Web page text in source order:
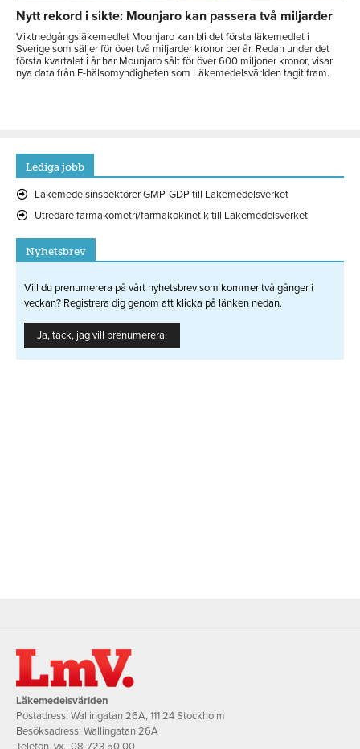
Nytt rekord i sikte: Mounjaro kan passera två miljarder
Viktnedgångsläkemedlet Mounjaro kan bli det första läkemedlet i
Sverige som säljer för över två miljarder kronor per år. Redan under det
första kvartalet i år har Mounjaro sålt för över 600 miljoner kronor, visar
nya data från E-hälsomyndigheten som Läkemedelsvärlden tagit fram.
Lediga jobb
Läkemedelsinspektörer GMP-GDP till Läkemedelsverket
Utredare farmakometri/farmakokinetik till Läkemedelsverket
Nyhetsbrev
Vill du prenumerera på vårt nyhetsbrev som kommer två gånger i
veckan? Registrera dig genom att klicka på länken nedan.
Ja, tack, jag vill prenumerera.
Läkemedelsvärlden
Postadress: Wallingatan 26A, 111 24 Stockholm
Besöksadress: Wallingatan 26A
Telefon, vx.: 08-723 50 00